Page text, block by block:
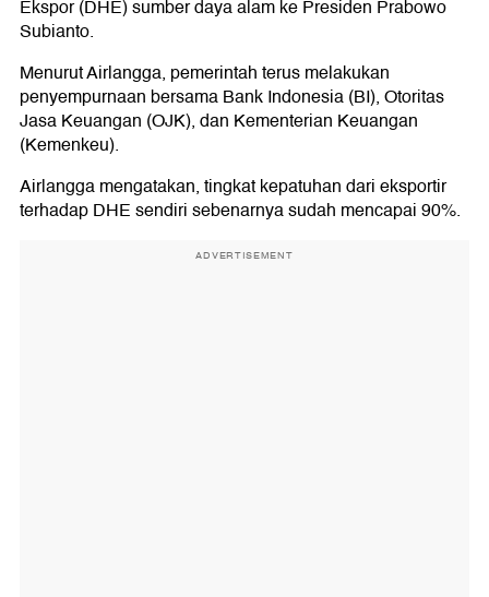
Ekspor (DHE) sumber daya alam ke Presiden Prabowo
Subianto.
Menurut Airlangga, pemerintah terus melakukan
penyempurnaan bersama Bank Indonesia (BI), Otoritas
Jasa Keuangan (OJK), dan Kementerian Keuangan
(Kemenkeu).
Airlangga mengatakan, tingkat kepatuhan dari eksportir
terhadap DHE sendiri sebenarnya sudah mencapai 90%.
ADVERTISEMENT